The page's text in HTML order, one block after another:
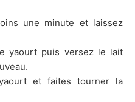
une minute et laissez
yaourt puis versez le lait
et faites tourner la